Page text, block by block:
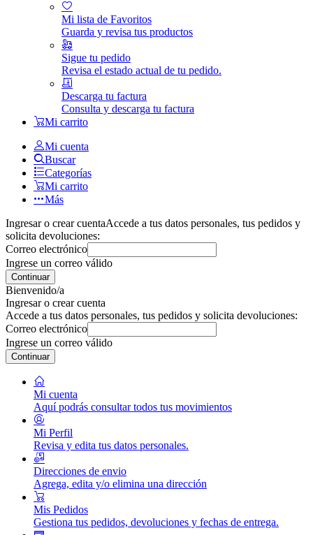
Mi lista de Favoritos
Guarda y revisa tus productos
Sigue tu pedido
Revisa el estado actual de tu pedido.
Descarga tu factura
Consulta y descarga tu factura
Mi carrito
Mi cuenta
Buscar
Categorías
Mi carrito
Más
Ingresar o crear cuentaAccede a tus datos personales, tus pedidos y
solicita devoluciones:
Correo electrónico
Ingrese un correo válido
Continuar
Bienvenido/a
Ingresar o crear cuenta
Accede a tus datos personales, tus pedidos y solicita devoluciones:
Correo electrónico
Ingrese un correo válido
Continuar
Mi cuenta
Aquí podrás consultar todos tus movimientos
Mi Perfil
Revisa y edita tus datos personales.
Direcciones de envio
Agrega, edita y/o elimina una dirección
Mis Pedidos
Gestiona tus pedidos, devoluciones y fechas de entrega.